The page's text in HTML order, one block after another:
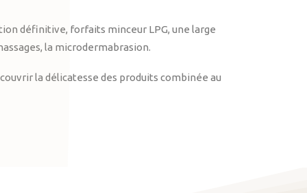
définitive, forfaits minceur LPG, une large
la microdermabrasion.
la délicatesse des produits combinée au